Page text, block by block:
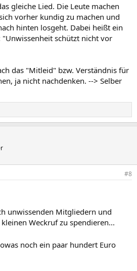
gleiche Lied. Die Leute machen
vorher kundig zu machen und
hinten losgeht. Dabei heißt ein
"Unwissenheit schützt nicht vor
das "Mitleid" bzw. Verständnis für
ja nicht nachdenken. --> Selber
#8
unwissenden Mitgliedern und
Weckruf zu spendieren...
noch ein paar hundert Euro